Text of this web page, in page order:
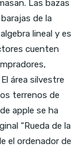
Las bazas
de la
lineal y es
cuenten
área silvestre
terrenos de
apple se ha
“Rueda de la
el ordenador de